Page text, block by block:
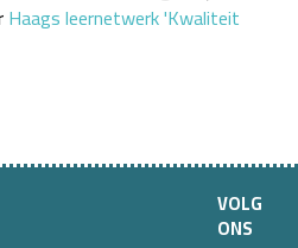
Haags leernetwerk 'Kwaliteit
VOLG
ONS